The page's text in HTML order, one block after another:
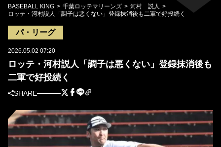
Mute
BASEBALL KING 千葉ロッテマリーンズ
河村 説人
ロッテ・河村説人「調子は悪くない」登録抹消後も二軍で好投続く
パ・リーグ
2026.05.02 07:20
ロッテ・河村説人「調子は悪くない」登録抹消後も
二軍で好投続く
SHARE